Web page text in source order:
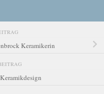
Keramikerin